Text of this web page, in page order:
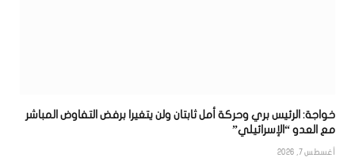
خواجة: الرئيس بري وحركة أمل ثابتان ولن يتغيرا برفض التفاوض المباشر
مع العدو “الإسرائيلي”
أغسطس 7, 2026